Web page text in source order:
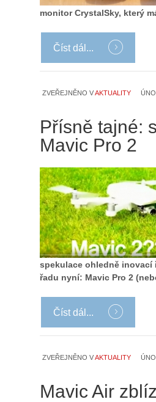
monitor CrystalSky, který
Číst dál...
ZVEŘEJNĚNO VAKTUALITY
Přísně tajné:
Mavic Pro 2
spekulace ohledně inovací
řadu nyní: Mavic Pro 2
Číst dál...
ZVEŘEJNĚNO VAKTUALITY
Mavic Air